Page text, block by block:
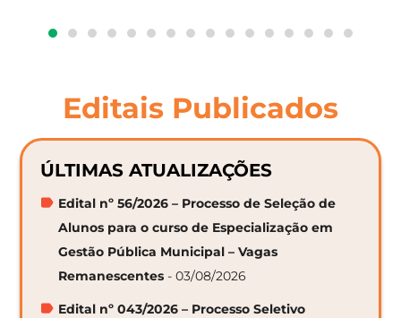
Editais Publicados
ÚLTIMAS ATUALIZAÇÕES
Edital nº 56/2026 – Processo de Seleção de
Alunos para o curso de Especialização em
Gestão Pública Municipal – Vagas
Remanescentes - 03/08/2026
Edital nº 043/2026 – Processo Seletivo